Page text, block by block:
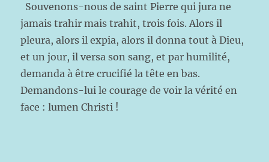
Souvenons-nous de saint Pierre qui jura ne
jamais trahir mais trahit, trois fois. Alors il
pleura, alors il expia, alors il donna tout à Dieu,
et un jour, il versa son sang, et par humilité,
demanda à être crucifié la tête en bas.
Demandons-lui le courage de voir la vérité en
face : lumen Christi !